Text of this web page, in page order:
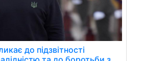
до підзвітності